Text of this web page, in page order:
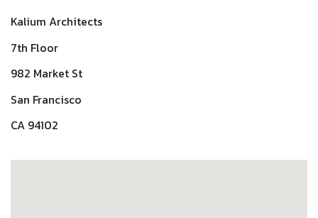
Kalium Architects
7th Floor
982 Market St
San Francisco
CA 94102